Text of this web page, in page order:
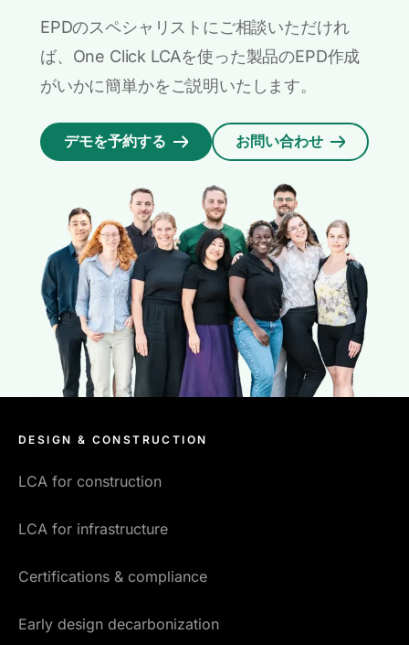
EPDのスペシャリストにご相談いただけれ
ば、One Click LCAを使った製品のEPD作成
がいかに簡単かをご説明いたします。
デモを予約する お問い合わせ
DESIGN & CONSTRUCTION
LCA for construction
LCA for infrastructure
Certifications & compliance
Early design decarbonization